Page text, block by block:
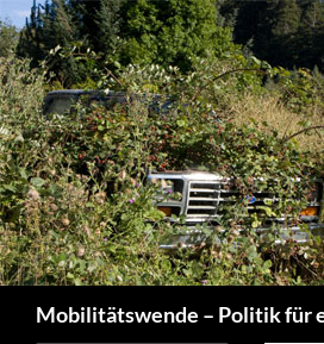
Mobilitätswende – Politik für